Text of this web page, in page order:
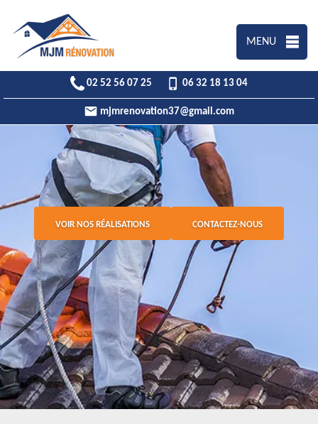
MENU
02 52 56 07 25 06 32 18 13 04
mjmrenovation37@gmail.com
VOIR NOS RÉALISATIONS CONTACTEZ-NOUS